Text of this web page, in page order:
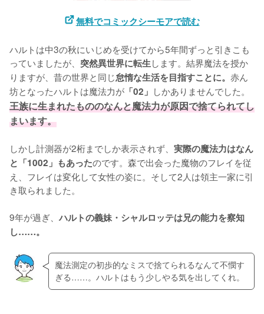
無料でコミックシーモアで読む
ハルトは中3の秋にいじめを受けてから5年間ずっと引きこも
っていましたが、 突然異世界に転生します。結界魔法を授か
りますが、昔の世界と同じ怠惰な生活を目指すことに。 赤ん
坊となったハルトは魔法力が 「02」 しかありませんでした。
王族に生まれたもののなんと魔法力が原因で捨てられてし
まいます。
しかし計測器が2桁までしか表示されず、 実際の魔法力はなん
と「1002」もあったのです。森で出会った魔物のフレイを従
え、フレイは変化して女性の姿に。そして2人は領主一家に引
き取られました。
9年が過ぎ、ハルトの義妹・シャルロッテは兄の能力を察知
し……。
魔法測定の初歩的なミスで捨てられるなんて不憫す
ぎる……。ハルトはもう少しやる気を出してくれ。